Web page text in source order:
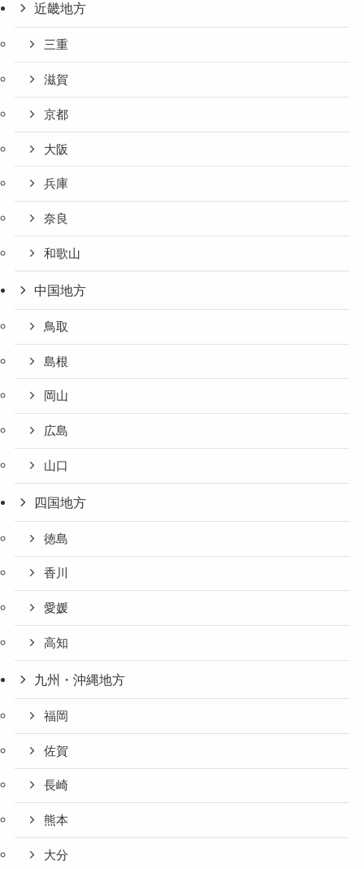
近畿地方
三重
滋賀
京都
大阪
兵庫
奈良
和歌山
中国地方
鳥取
島根
岡山
広島
山口
四国地方
徳島
香川
愛媛
高知
九州・沖縄地方
福岡
佐賀
長崎
熊本
大分